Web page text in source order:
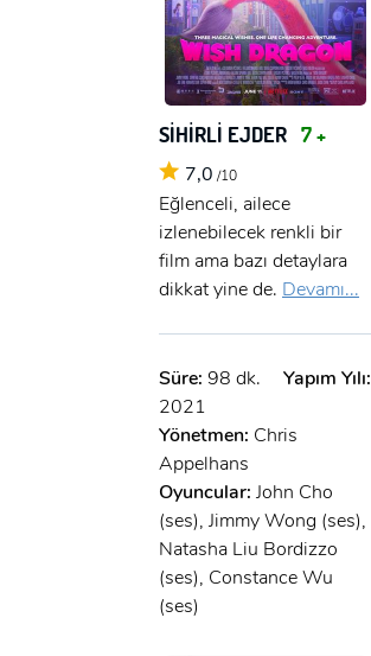
SİHİRLİ EJDER 7 +
7,0 /10
Eğlenceli, ailece
izlenebilecek renkli bir
film ama bazı detaylara
dikkat yine de. Devamı...
Süre: 98 dk.
Yapım Yılı:
2021
Yönetmen: Chris
Appelhans
Oyuncular: John Cho
(ses), Jimmy Wong (ses),
Natasha Liu Bordizzo
(ses), Constance Wu
(ses)